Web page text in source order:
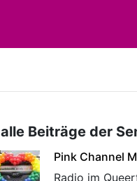
alle Beiträge der
Pink Channel
Radio im